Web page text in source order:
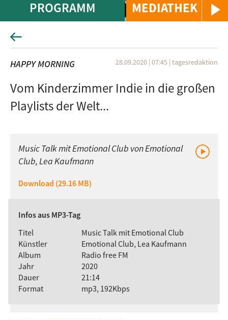
MEDIATHEK
PROGRAMM
HAPPY MORNING 28.09.2020 | 07:45 | tagesredaktion
Vom Kinderzimmer Indie in die großen
Playlists der Welt...
Music Talk mit Emotional Club von Emotional
Club, Lea Kaufmann
Download (29.16 MB)
Infos aus MP3-Tag
Titel
Music Talk mit Emotional Club
Künstler
Emotional Club, Lea Kaufmann
Album
Radio free FM
Jahr
2020
Dauer
21:14
Format
mp3, 192Kbps